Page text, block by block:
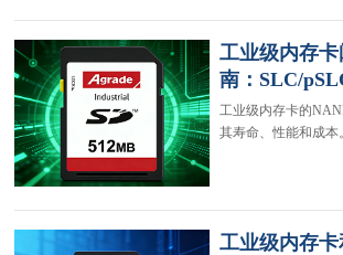
工业级内存
南：SLC/
工业级内存卡的
其寿命、性能和成本
工业级内存